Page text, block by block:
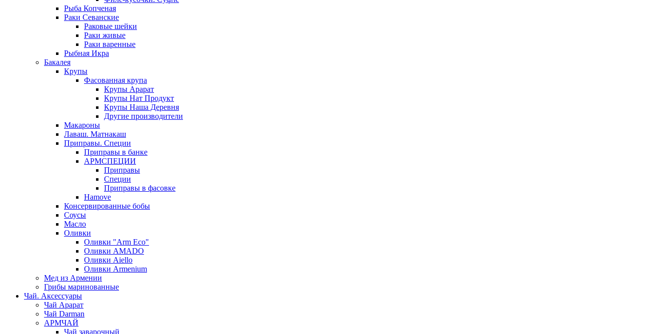
Рыба Копченая
Раки Севанские
Раковые шейки
Раки живые
Раки варенные
Рыбная Икра
Бакалея
Крупы
Фасованная крупа
Крупы Арарат
Крупы Нат Продукт
Крупы Наша Деревня
Другие производители
Макароны
Лаваш. Матнакаш
Приправы. Специи
Приправы в банке
АРМСПЕЦИИ
Приправы
Специи
Приправы в фасовке
Hamove
Консервированные бобы
Соусы
Масло
Оливки
Оливки "Arm Eco"
Оливки AMADO
Оливки Aiello
Оливки Armenium
Мед из Армении
Грибы маринованные
Чай. Аксессуары
Чай Арарат
Чай Darman
АРМЧАЙ
Чай заварочный